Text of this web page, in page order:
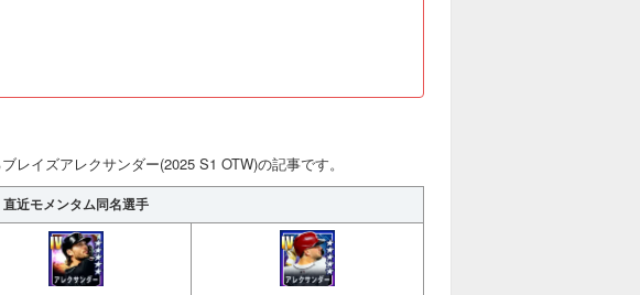
レイズアレクサンダー(2025 S1 OTW)の記事です。
直近モメンタム同名選手